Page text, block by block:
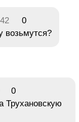
0
возьмутся?
0
Трухановскую